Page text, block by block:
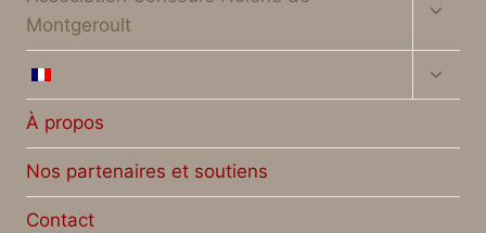
Montgeroult
le
le
À propos
Nos partenaires et soutiens
Contact